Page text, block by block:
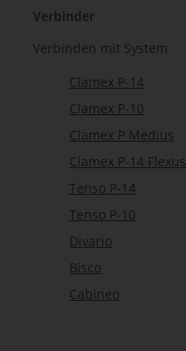
Verbinder
Verbinden mit System
Clamex P-14
Clamex P-10
Clamex P Medius
Clamex P-14 Flexus
Tenso P-14
Tenso P-10
Divario
Bisco
Cabineo